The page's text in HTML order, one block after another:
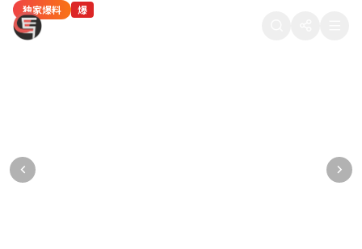
88在线吃瓜
独家爆料 爆
某顶流男星被曝深夜密会神秘女子，工作室紧
热门八卦 热
当红女星疑似隐婚生子，医院产检照片被流出
独家爆料 爆
某导演潜规则多名女演员，聊天记录被公开
热门八卦 热
热门综艺剪辑争议：某选手被淘汰的真实原因
网红八卦 新
知名网红直播间翻车，产品质量问题引众怒